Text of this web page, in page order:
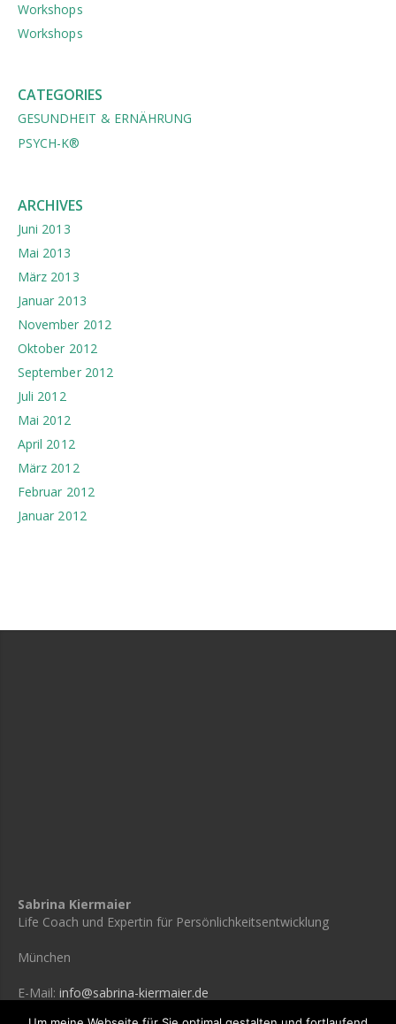
Workshops
Workshops
CATEGORIES
GESUNDHEIT & ERNÄHRUNG
PSYCH-K®
ARCHIVES
Juni 2013
Mai 2013
März 2013
Januar 2013
November 2012
Oktober 2012
September 2012
Juli 2012
Mai 2012
April 2012
März 2012
Februar 2012
Januar 2012
Sabrina Kiermaier
Life Coach und Expertin für Persönlichkeitsentwicklung
München
E-Mail: info@sabrina-kiermaier.de